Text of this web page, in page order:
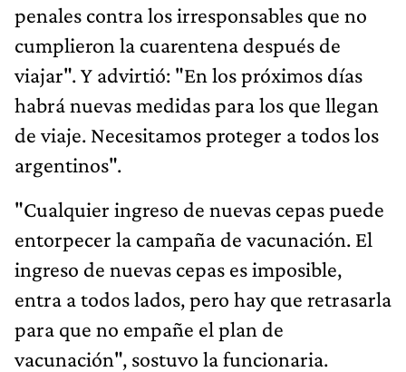
penales contra los irresponsables que no
cumplieron la cuarentena después de
viajar". Y advirtió: "En los próximos días
habrá nuevas medidas para los que llegan
de viaje. Necesitamos proteger a todos los
argentinos".
"Cualquier ingreso de nuevas cepas puede
entorpecer la campaña de vacunación. El
ingreso de nuevas cepas es imposible,
entra a todos lados, pero hay que retrasarla
para que no empañe el plan de
vacunación", sostuvo la funcionaria.